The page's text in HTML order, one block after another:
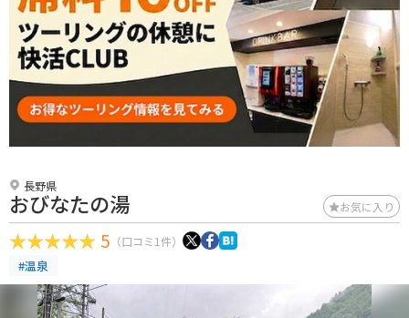
長野県
おびなたの湯 お気に入り
5 （口コミ1件）
#温泉